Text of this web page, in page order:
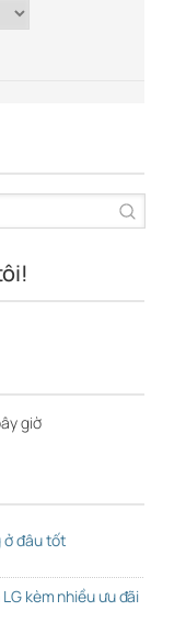
giờ
ở đâu tốt
kèm nhiều ưu đãi